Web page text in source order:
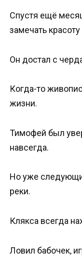
Спустя ещё
замечать
Он достал с
Когда-то
жизни.
Тимофей был
навсегда.
Но уже
реки.
Клякса всегда
Ловил бабочек,